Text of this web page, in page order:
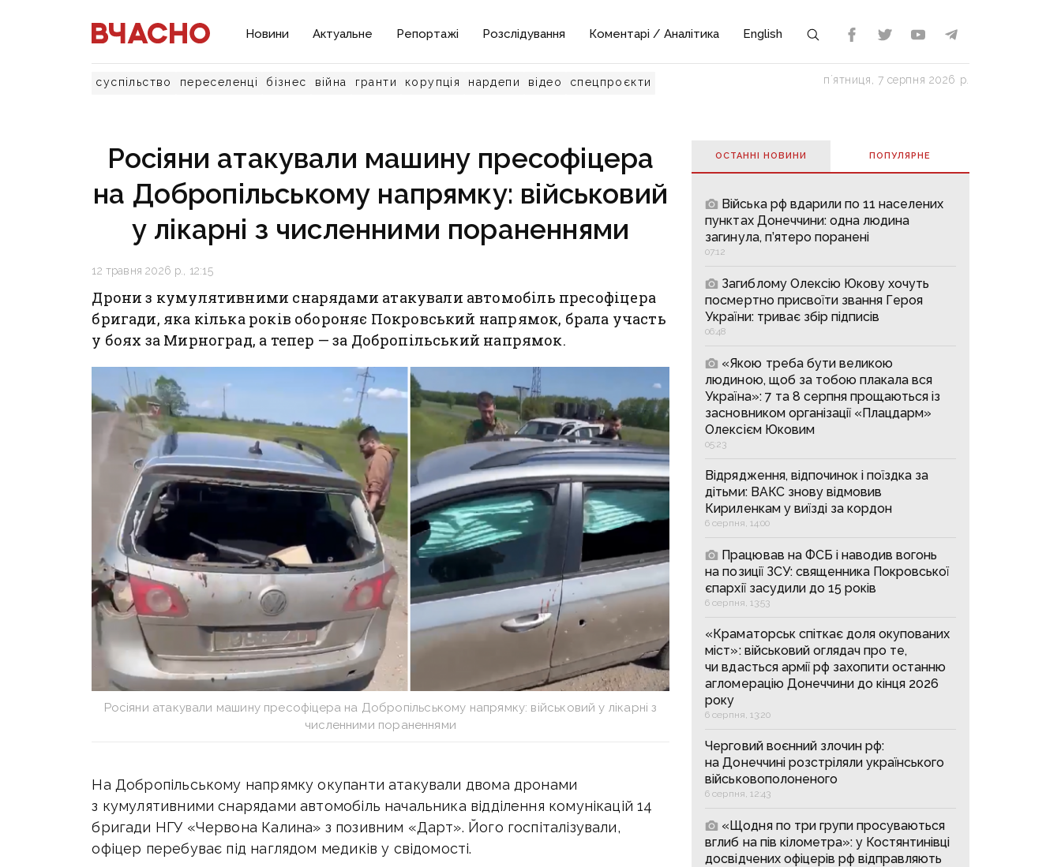
Новини Актуальне Репортажі Розслідування Коментарі / Аналітика English
суспільство переселенці бізнес війна гранти корупція нардепи відео спецпроєкти пʼятниця, 7 серпня 2026 р.
Росіяни атакували машину пресофіцера
на Добропільському напрямку: військовий
у лікарні з численними пораненнями
12 травня 2026 р., 12:15
Дрони з кумулятивними снарядами атакували автомобіль пресофіцера
бригади, яка кілька років обороняє Покровський напрямок, брала участь
у боях за Мирноград, а тепер — за Добропільський напрямок.
Росіяни атакували машину пресофіцера на Добропільському напрямку: військовий у лікарні з
численними пораненнями
На Добропільському напрямку окупанти атакували двома дронами
з кумулятивними снарядами автомобіль начальника відділення комунікацій 14
бригади НГУ «Червона Калина» з позивним «Дарт». Його госпіталізували,
офіцер перебуває під наглядом медиків у свідомості.
ОСТАННІ НОВИНИ ПОПУЛЯРНE
Війська рф вдарили по 11 населених
пунктах Донеччини: одна людина
загинула, п’ятеро поранені
07:12
Загиблому Олексію Юкову хочуть
посмертно присвоїти звання Героя
України: триває збір підписів
06:48
«Якою треба бути великою
людиною, щоб за тобою плакала вся
Україна»: 7 та 8 серпня прощаються із
засновником організації «Плацдарм»
Олексієм Юковим
05:23
Відрядження, відпочинок і поїздка за
дітьми: ВАКС знову відмовив
Кириленкам у виїзді за кордон
6 серпня, 14:00
Працював на ФСБ і наводив вогонь
на позиції ЗСУ: священника Покровської
єпархії засудили до 15 років
6 серпня, 13:53
«Краматорськ спіткає доля окупованих
міст»: військовий оглядач про те,
чи вдасться армії рф захопити останню
агломерацію Донеччини до кінця 2026
року
6 серпня, 13:20
Черговий воєнний злочин рф:
на Донеччині розстріляли українського
військовополоненого
6 серпня, 12:43
«Щодня по три групи просуваються
вглиб на пів кілометра»: у Костянтинівці
досвідчених офіцерів рф відправляють